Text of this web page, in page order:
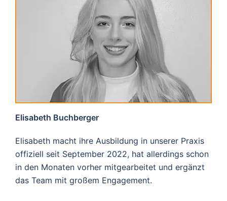
Elisabeth Buchberger
Elisabeth macht ihre Ausbildung in unserer Praxis
offiziell seit September 2022, hat allerdings schon
in den Monaten vorher mitgearbeitet und ergänzt
das Team mit großem Engagement.